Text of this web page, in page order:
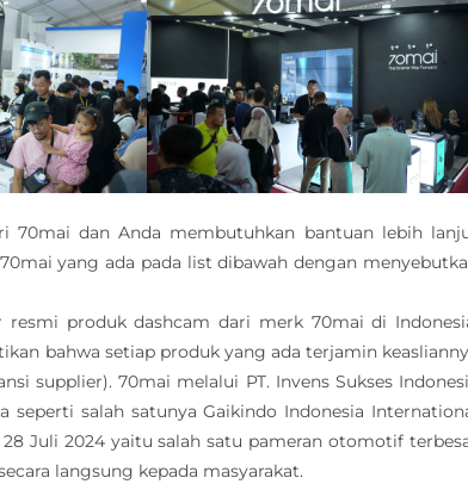
70mai dan Anda membutuhkan bantuan lebih
yang ada pada list dibawah dengan
produk dashcam dari merk 70mai di
bahwa setiap produk yang ada terjamin
supplier). 70mai melalui PT. Invens Sukses
salah satunya Gaikindo Indonesia
Juli 2024 yaitu salah satu pameran otomotif
langsung kepada masyarakat.